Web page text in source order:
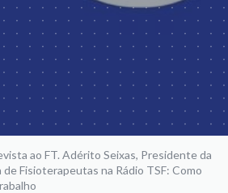
ao FT. Adérito Seixas, Presidente da
Fisioterapeutas na Rádio TSF: Como